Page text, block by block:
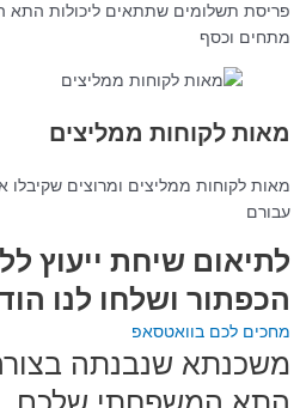
פריסת תשלומים שתתאים ליכולות
מתחים וכסף
מאות לקוחות ממליצים
מאות לקוחות ממליצים ומרוצים
עבורם
לתיאום שיחת ייעוץ
הכפתור ושלחו לנו
מחכים לכם בוואטסאפ
משכנתא שנבנתה